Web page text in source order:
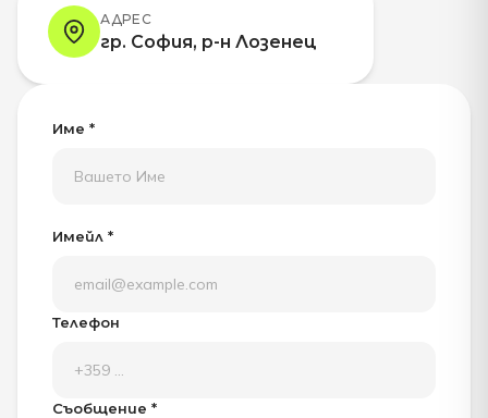
АДРЕС
гр. София, р-н Лозенец
Име *
Имейл *
Телефон
Съобщение *